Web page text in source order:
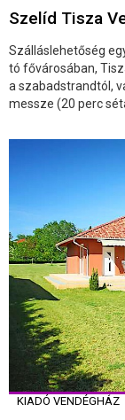
Szelíd Tisza
Szálláslehetőség
tó fővárosában,
a szabadstrandtól,
messze (20 perc séta
KIADÓ VENDÉGHÁZ